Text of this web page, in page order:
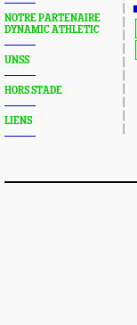
NOTRE PARTENAIRE
DYNAMIC ATHLETIC
UNSS
HORS STADE
LIENS